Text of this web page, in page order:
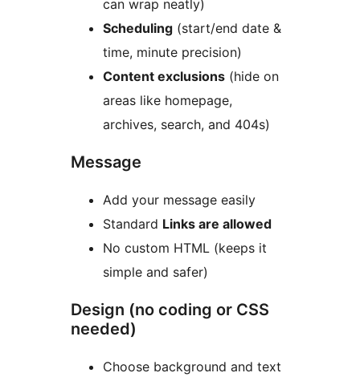
can wrap neatly)
Scheduling (start/end date &
time, minute precision)
Content exclusions (hide on
areas like homepage,
archives, search, and 404s)
Message
Add your message easily
Standard Links are allowed
No custom HTML (keeps it
simple and safer)
Design (no coding or CSS
needed)
Choose background and text